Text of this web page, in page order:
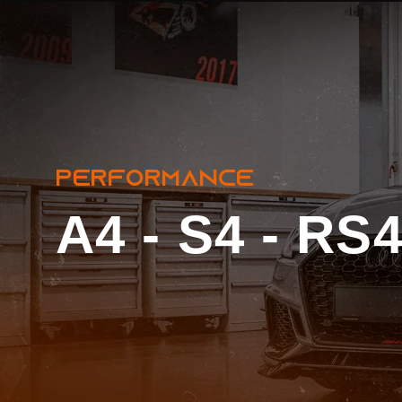
A4 / S4 / RS4
PERFORMANCE
A4 - S4 -